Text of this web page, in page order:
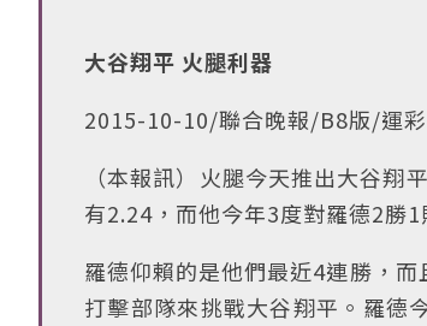
大谷翔平 火腿利器
2015-10-10/聯合晚報/B8版/運
（本報訊）火腿今天推出大谷
有2.24，而他今年3度對羅德2勝
羅德仰賴的是他們最近4連勝，
打擊部隊來挑戰大谷翔平。羅德